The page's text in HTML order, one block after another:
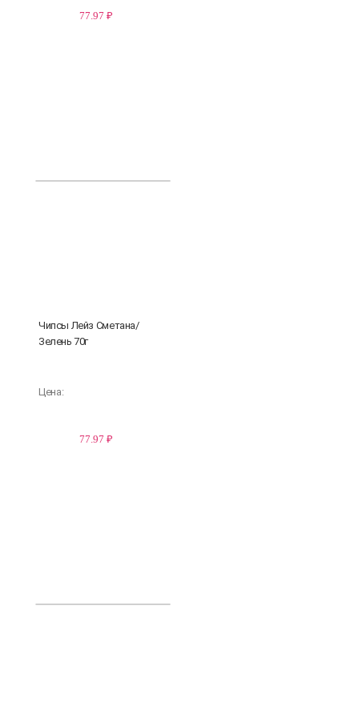
77.97 ₽
Чипсы Лейз Сметана/
Зелень 70г
Цена:
77.97 ₽